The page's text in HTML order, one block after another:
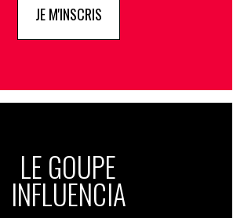
JE M'INSCRIS
LE GOUPE
INFLUENCIA